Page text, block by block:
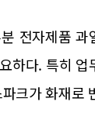
전자제품
하다. 특히
크가 화재로